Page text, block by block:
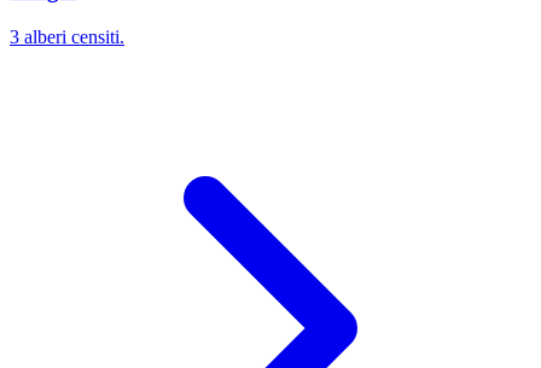
3 alberi censiti.